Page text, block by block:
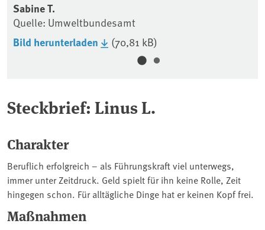
Sabine T.
Quelle: Umweltbundesamt
Bild herunterladen (70,81 kB)
Steckbrief: Linus L.
Charakter
Beruflich erfolgreich – als Führungskraft viel unterwegs,
immer unter Zeitdruck. Geld spielt für ihn keine Rolle, Zeit
hingegen schon. Für alltägliche Dinge hat er keinen Kopf frei.
Maßnahmen